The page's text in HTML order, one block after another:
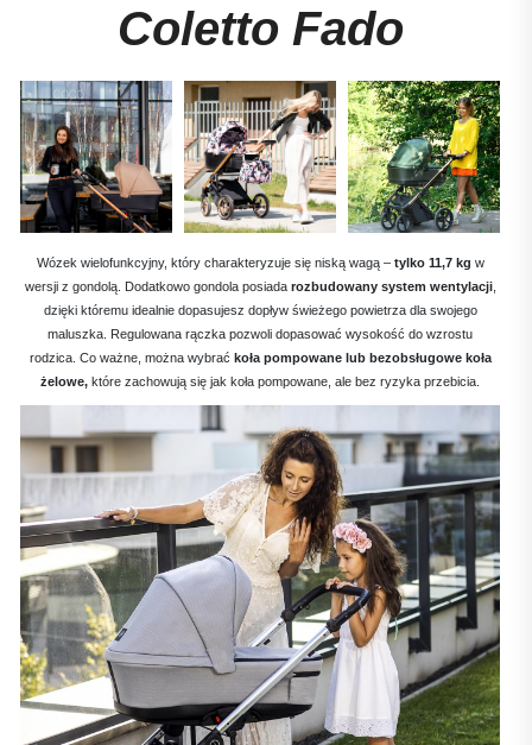
Coletto Fado
Wózek wielofunkcyjny, który charakteryzuje się niską wagą – tylko 11,7 kg w
wersji z gondolą. Dodatkowo gondola posiada rozbudowany system wentylacji,
dzięki któremu idealnie dopasujesz dopływ świeżego powietrza dla swojego
maluszka. Regulowana rączka pozwoli dopasować wysokość do wzrostu
rodzica. Co ważne, można wybrać koła pompowane lub bezobsługowe koła
żelowe, które zachowują się jak koła pompowane, ale bez ryzyka przebicia.